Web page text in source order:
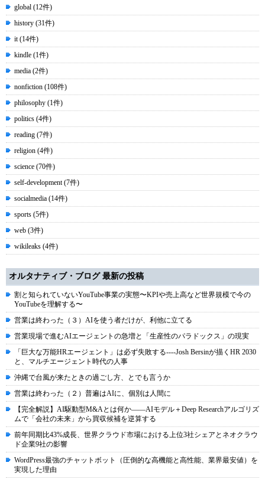
global (12件)
history (31件)
it (14件)
kindle (1件)
media (2件)
nonfiction (108件)
philosophy (1件)
politics (4件)
reading (7件)
religion (4件)
science (70件)
self-development (7件)
socialmedia (14件)
sports (5件)
web (3件)
wikileaks (4件)
オルタナティブ・ブログ 最新の投稿
割と知られていないYouTube事業の実態〜KPIや売上高など世界規模で今の
YouTubeを理解する〜
営業は終わった（３）AIを使う者だけが、利他に立てる
営業現場で進むAIエージェントの急増と「生産性のパラドックス」の現実
「巨大な万能HRエージェント」は必ず失敗する----Josh Bersinが描くHR 2030
と、マルチエージェント時代の人事
沖縄で台風が来たときの過ごし方、とでも言うか
営業は終わった（２）普遍はAIに、個別は人間に
【完全解説】AI駆動型M&Aとは何か――AIモデル＋Deep Researchアルゴリズ
ムで「会社の未来」から買収候補を逆算する
前年同期比43%成長、世界クラウド市場における上位3社シェアとネオクラウ
ド企業9社の影響
WordPress最強のチャットボット（圧倒的な高機能と高性能、業界最安値）を
実現した理由